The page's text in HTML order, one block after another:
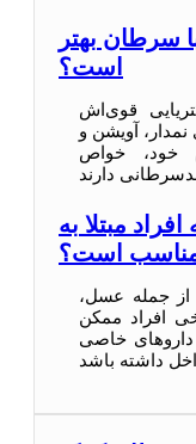
سرطان بهتر
است؟
قوی‌اش
آویشن و
خود، خواص
مبتلا به
است؟
جمله عسل،
افراد ممکن
خاصی